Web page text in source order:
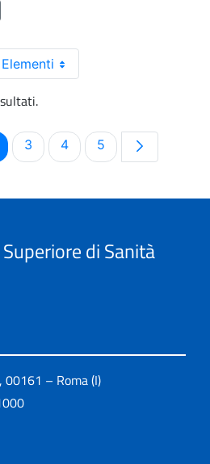
Pagina
3 Pagina
4 Pagina
5
di Sanità
00161 – Roma (I)